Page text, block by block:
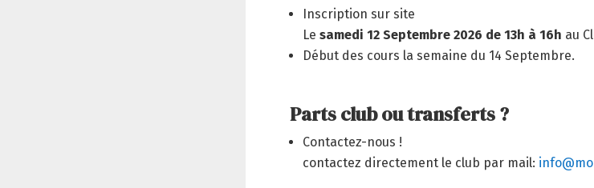
Inscription sur site
Lesamedi 12 Septembre 2026 de 13h à 16h au
Début des cours la semaine du 14 Septembre.
Parts club ou transferts ?
Contactez-nous !
contactez directement le club par mail: